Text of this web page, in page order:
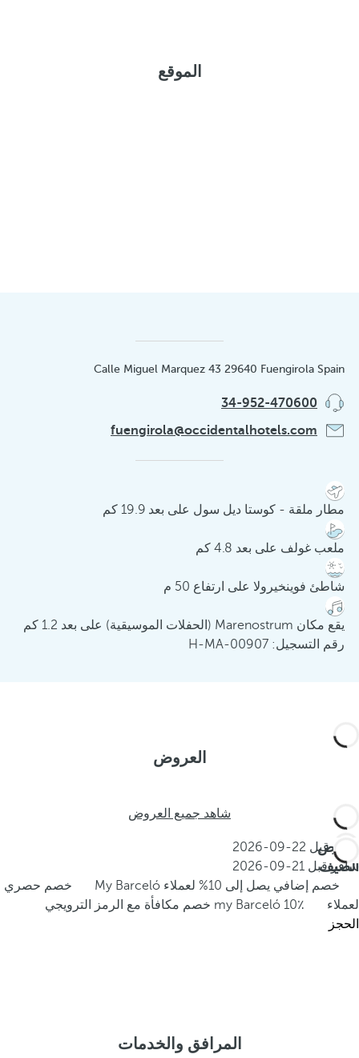
الموقع
Calle Miguel Marquez 43 29640 Fuengirola Spain
34-952-470600
fuengirola@occidentalhotels.com
مطار ملقة - كوستا ديل سول على بعد 19.9 كم
ملعب غولف على بعد 4.8 كم
شاطئ فوينخيرولا على ارتفاع 50 م
يقع مكان Marenostrum (الحفلات الموسيقية) على بعد 1.2 كم
رقم التسجيل: H-MA-00907
العروض
شاهد جميع العروض
عروض
الصيف
احجز قبل 22-09-2026
سافر قبل 21-09-2026
خصم إضافي يصل إلى 10% لعملاء My Barceló
خصم حصري
لعملاء my Barceló
10٪ خصم مكافأة مع الرمز الترويجي
الحجز
المرافق والخدمات